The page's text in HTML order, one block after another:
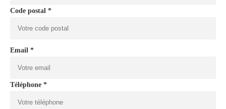
Code postal *
Email *
Téléphone *